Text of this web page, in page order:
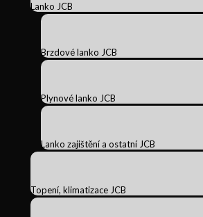
Lanko JCB
Brzdové lanko JCB
Plynové lanko JCB
Lanko zajištění a ostatní JCB
Topení, klimatizace JCB